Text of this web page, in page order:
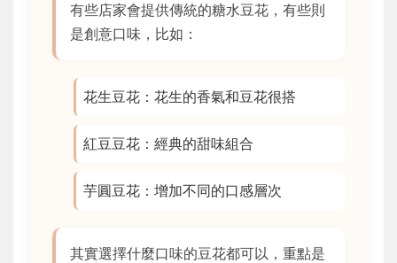
有些店家會提供傳統的糖水豆花，有些則
是創意口味，比如：
花生豆花：花生的香氣和豆花很搭
紅豆豆花：經典的甜味組合
芋圓豆花：增加不同的口感層次
其實選擇什麼口味的豆花都可以，重點是